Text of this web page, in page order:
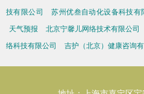
技有限公司
苏州优叁自动化设备科技有
天气预报
北京宁馨儿网络技术有限公司
络科技有限公司
吉护（北京）健康咨询